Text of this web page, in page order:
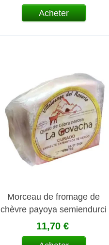
Acheter
Morceau de fromage de
chèvre payoya semiendurci
La Covacha
11,70 €